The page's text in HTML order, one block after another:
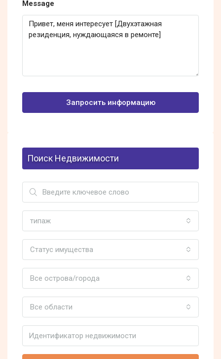
Message
Запросить информацию
Поиск Недвижимости
типаж
Статус имущества
Все острова/города
Все области